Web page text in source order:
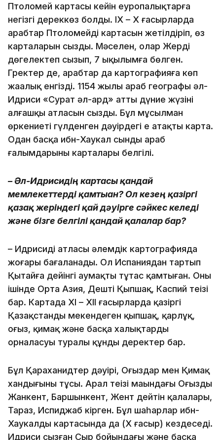
Птоломей картасы кейін еуропалықтарға
негізгі дереккөз болды. ІХ – Х ғасырларда
арабтар Пто­ломейдің картасын жетілдіріп, өз
карталарын сызды. Мәселен, олар Жерді
дөңгелектеп сызып, 7 ықылымға бөлген.
Гректер де, арабтар да картографияға көп
жаңалық енгізді. 1154 жылы араб географы әл-
Идриси «Сурат әл-ард» атты дүние жүзінің
алғашқы атласын сызды. Бұл мұсылман
өркениеті гүлденген дәуірдегі ең атақты карта.
Одан басқа ибн-Хаукал сынды араб
ғалымдарының карталары белгілі.
– Әл-Идрисидің картасы қандай
мемлекеттерді қамтыған? Ол кезең қазіргі
қазақ жеріндегі қай дәуірге сәйкес келеді
және бізге белгілі қандай қалалар бар?
– Идрисидің атласы әлемдік картографияда
жоғары бағаланады. Ол Испаниядан тартып
Қытайға дейінгі аумақты тұтас қамтыған. Оның
ішінде Орта Азия, Дешті Қыпшақ, Каспий теңізі
бар. Картада ХІ – ХІІ ғасырларда қазіргі
Қазақстанды мекендеген қыпшақ, қарлұқ,
оғыз, қимақ және басқа халықтардың
орналасуы туралы құнды деректер бар.
Бұл Қараханидтер дәуірі, Оғыздар мен Қимақ
хандығының тұсы. Арал теңізі маңындағы Оғыздың
Жанкент, Баршынкент, Жент дейтін қалалары,
Тараз, Испиджаб кірген. Бұл шаһарлар ибн-
Хаукалдың картасында да (Х ғасыр) кездеседі.
Идриси сызған Сыр бойындағы және басқа